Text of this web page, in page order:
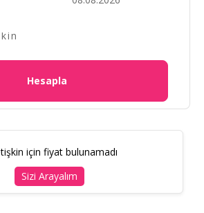
Hesapla
için fiyat bulunamadı
Sizi Arayalım